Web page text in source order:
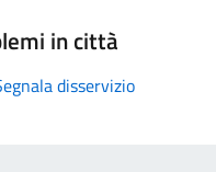
in città
disservizio